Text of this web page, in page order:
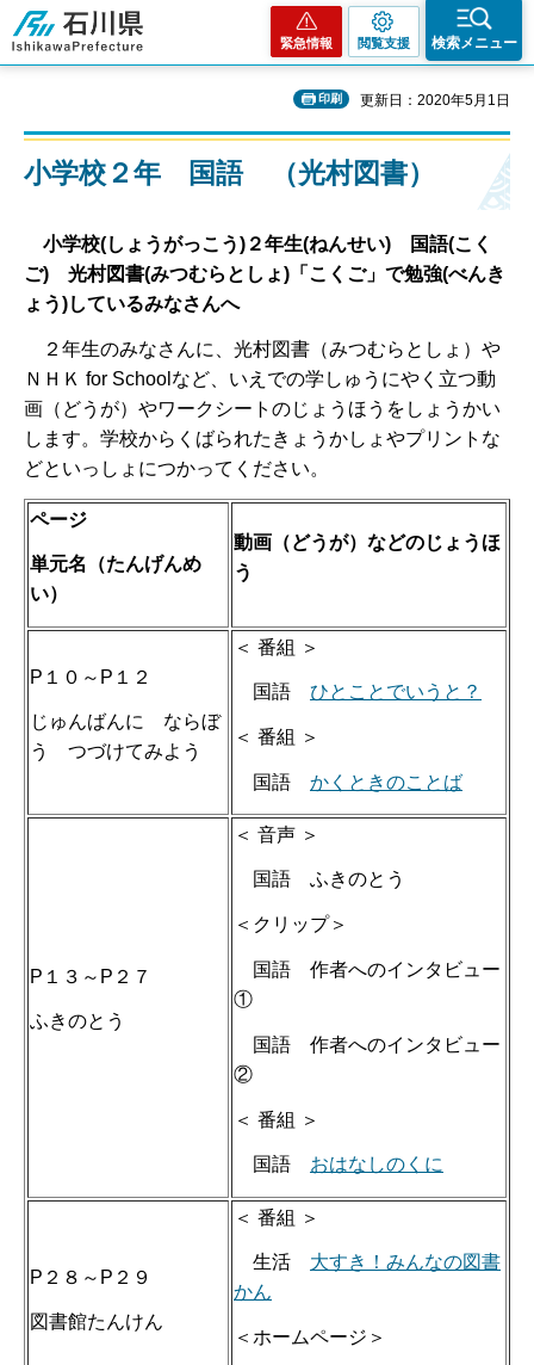
石川県
緊急情報 閲覧支援 検索メニュー
印刷 更新日：2020年5月1日
小学校２年 国語 （光村図書）
小学校(しょうがっこう)２年生(ねんせい) 国語(こく
ご) 光村図書(みつむらとしょ) 「こくご」で勉強(べんき
ょう)しているみなさんへ
２年生のみなさんに、光村図書（みつむらとしょ）や
ＮＨＫ for Schoolなど、いえでの学しゅうにやく立つ動
画（どうが）やワークシートのじょうほうをしょうかい
します。学校からくばられたきょうかしょやプリントな
どといっしょにつかってください。
ページ
単元名（たんげんめ
い）
動画（どうが）などのじょうほ
う
P１０～P１２
じゅんばんに ならぼ
う つづけてみよう
＜ 番組 ＞
国語 ひとことでいうと？
＜ 番組 ＞
国語 かくときのことば
P１３～P２７
ふきのとう
＜ 音声 ＞
国語 ふきのとう
＜クリップ＞
国語 作者へのインタビュー
①
国語 作者へのインタビュー
②
＜ 番組 ＞
国語 おはなしのくに
P２８～P２９
図書館たんけん
＜ 番組 ＞
生活 大すき！みんなの図書
かん
＜ホームページ＞